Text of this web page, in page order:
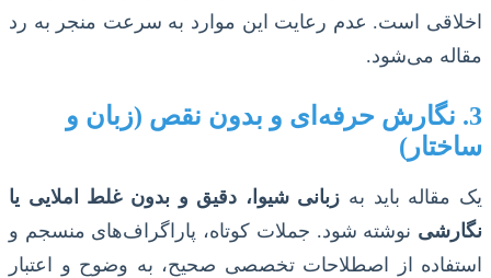
اخلاقی است. عدم رعایت این موارد به سرعت منجر به رد
مقاله می‌شود.
3. نگارش حرفه‌ای و بدون نقص (زبان و
ساختار)
یک مقاله باید به زبانی شیوا، دقیق و بدون غلط املایی یا
نگارشی نوشته شود. جملات کوتاه، پاراگراف‌های منسجم و
استفاده از اصطلاحات تخصصی صحیح، به وضوح و اعتبار